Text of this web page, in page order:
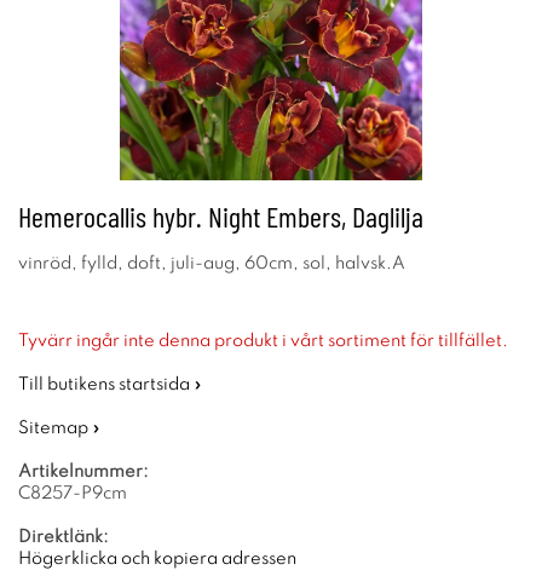
Hemerocallis hybr. Night Embers, Daglilja
vinröd, fylld, doft, juli-aug, 60cm, sol, halvsk.A
Tyvärr ingår inte denna produkt i vårt sortiment för tillfället.
Till butikens startsida »
Sitemap »
Artikelnummer:
C8257-P9cm
Direktlänk:
Högerklicka och kopiera adressen